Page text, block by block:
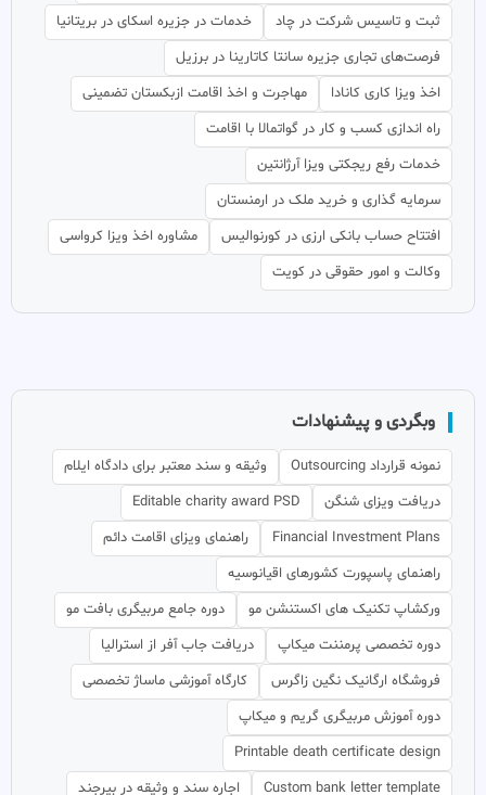
ثبت و تاسیس شرکت در چاد
خدمات در جزیره اسکای در بریتانیا
فرصت‌های تجاری جزیره سانتا کاتارینا در برزیل
اخذ ویزا کاری کانادا
مهاجرت و اخذ اقامت ازبکستان تضمینی
راه اندازی کسب و کار در گواتمالا با اقامت
خدمات رفع ریجکتی ویزا آرژانتین
سرمایه گذاری و خرید ملک در ارمنستان
افتتاح حساب بانکی ارزی در کورنوالیس
مشاوره اخذ ویزا کرواسی
وکالت و امور حقوقی در کویت
وبگردی و پیشنهادات
نمونه قرارداد Outsourcing
وثیقه و سند معتبر برای دادگاه ایلام
دریافت ویزای شنگن
Editable charity award PSD
Financial Investment Plans
راهنمای ویزای اقامت دائم
راهنمای پاسپورت کشورهای اقیانوسیه
ورکشاپ تکنیک های اکستنشن مو
دوره جامع مربیگری بافت مو
دوره تخصصی پرمننت میکاپ
دریافت جاب آفر از استرالیا
فروشگاه ارگانیک نگین زاگرس
کارگاه آموزشی ماساژ تخصصی
دوره آموزش مربیگری گریم و میکاپ
Printable death certificate design
Custom bank letter template
اجاره سند و وثیقه در بیرجند